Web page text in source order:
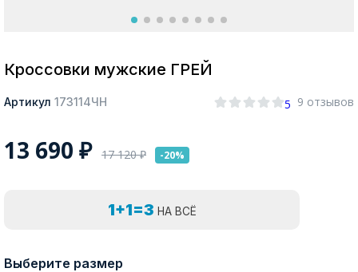
Кроссовки мужские ГРЕЙ
Артикул 173114ЧН 5 9 отзывов
13 690 ₽ 17 120₽ -20%
1+1=3 НА ВСЁ
Выберите размер